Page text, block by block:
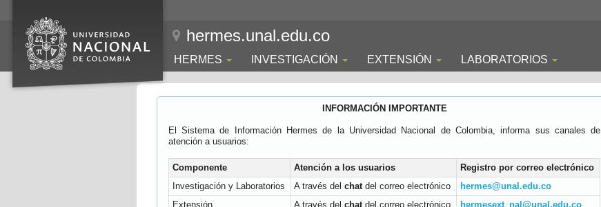
hermes.unal.edu.co
HERMES INVESTIGACIÓN EXTENSIÓN LABORATORIOS
INFORMACIÓN IMPORTANTE
El Sistema de Información Hermes de la Universidad Nacional de Colombia, informa sus canales de
atención a usuarios:
Componente Atención a los usuarios
Registro por correo electrónico
Investigación y Laboratorios
A través del chatdel correo electrónico
hermes@unal.edu.co
Extensión
A través del chatdel correo electrónico hermesext_nal@unal.edu.co